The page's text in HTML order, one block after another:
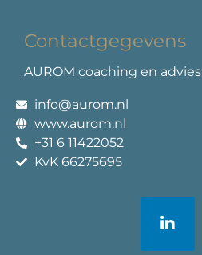
Contactgegevens
AUROM coaching en advies
info@aurom.nl
www.aurom.nl
+31 6 11422052
KvK 66275695